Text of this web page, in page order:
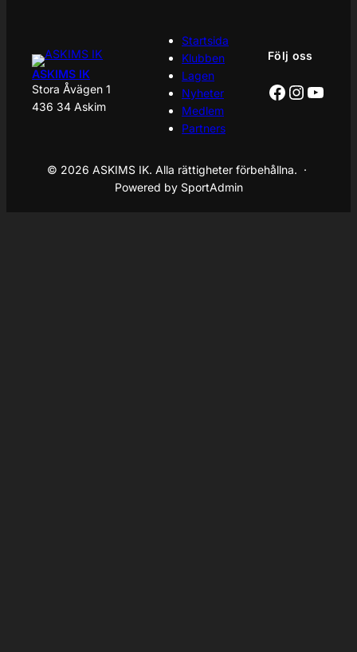
ASKIMS IK
Stora Åvägen 1
436 34 Askim
Startsida
Klubben
Lagen
Nyheter
Medlem
Partners
Följ oss
Facebook
© 2026 ASKIMS IK. Alla rättigheter förbehållna. ·
Powered by SportAdmin